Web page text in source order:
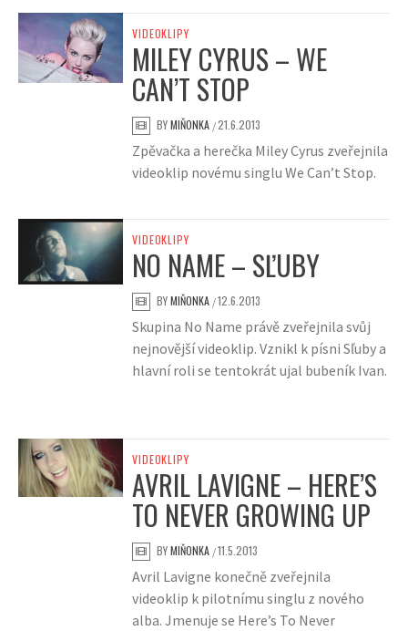
VIDEOKLIPY
MILEY CYRUS – WE
CAN’T STOP
BYMIŇONKA /21.6.2013
Zpěvačka a herečka Miley Cyrus zveřejnila
videoklip novému singlu We Can’t Stop.
VIDEOKLIPY
NO NAME – SĽUBY
BYMIŇONKA /12.6.2013
Skupina No Name právě zveřejnila svůj
nejnovější videoklip. Vznikl k písni Sľuby a
hlavní roli se tentokrát ujal bubeník Ivan.
VIDEOKLIPY
AVRIL LAVIGNE – HERE’S
TO NEVER GROWING UP
BYMIŇONKA /11.5.2013
Avril Lavigne konečně zveřejnila
videoklip k pilotnímu singlu z nového
alba. Jmenuje se Here’s To Never